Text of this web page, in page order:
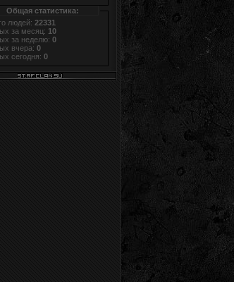
Общая статистика:
людей: 22331
за месяц: 10
за неделю: 0
вчера: 0
сегодня: 0